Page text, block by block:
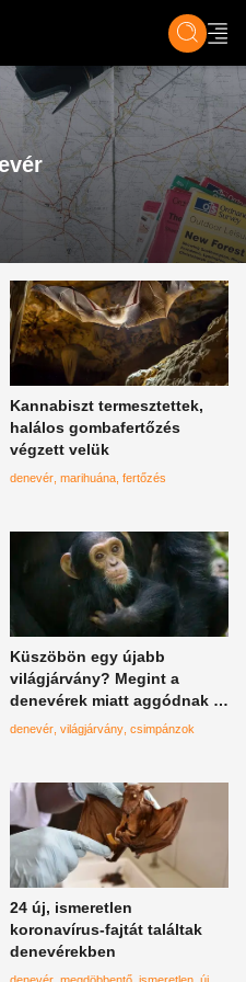
ÉLET TECH &
Kannabiszt termesztettek,
halálos gombafertőzés
végzett velük
denevér marihuána fertőzés
Küszöbön egy újabb
világjárvány? Megint a
denevérek miatt aggódnak a
szakértők
denevér világjárvány csimpánzok
24 új, ismeretlen
koronavírus-fajtát találtak
denevérekben